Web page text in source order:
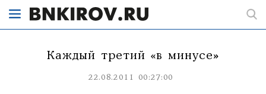
Каждый третий «в минусе»
22.08.2011 00:27:00